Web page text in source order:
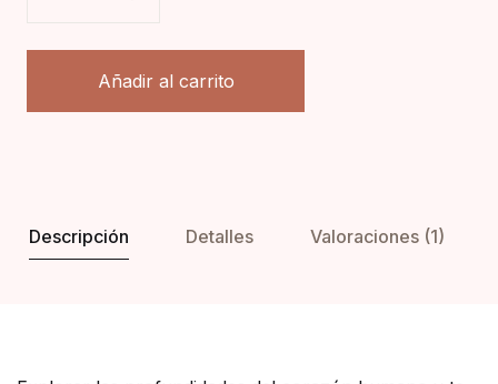
Añadir al carrito
Descripción Detalles Valoraciones (1)